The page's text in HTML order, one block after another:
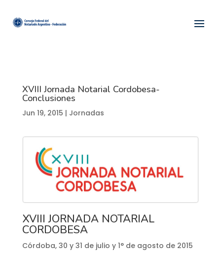
XVIII Jornada Notarial Cordobesa-
Conclusiones
Jun 19, 2015 | Jornadas
XVIII JORNADA NOTARIAL
CORDOBESA
Córdoba, 30 y 31 de julio y 1° de agosto de 2015